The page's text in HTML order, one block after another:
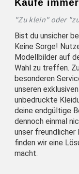
Kaufe
"Zu klein" oder
Bist du unsicher
Keine Sorge!
Modellbilder auf
Wahl zu treffen.
besonderen
unseren
unbedruckte
deine endgültige
dennoch einmal
unser freundlicher
finden wir eine
macht.